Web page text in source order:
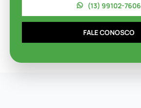
(13) 99102-7606
FALE CONOSCO